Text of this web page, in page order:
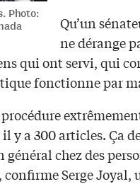
Photo:
Qu’un
ne dérange
qui ont servi, qui
fonctionne par
y a 300 articles. Ça
général chez des
Serge Joyal,